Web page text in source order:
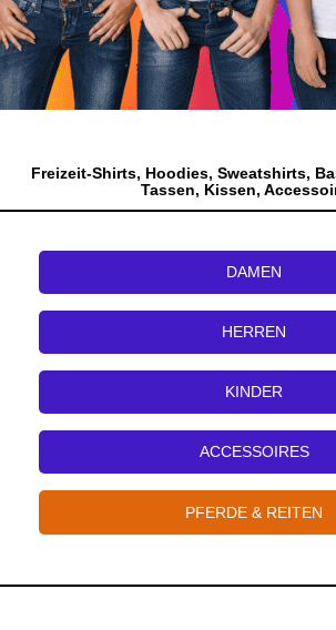
Freizeit-Shirts, Hoodies, Sweatshirts,
Tassen, Kissen,
DAMEN
HERREN
KINDER
ACCESSOIRES
PFERDE & REITEN